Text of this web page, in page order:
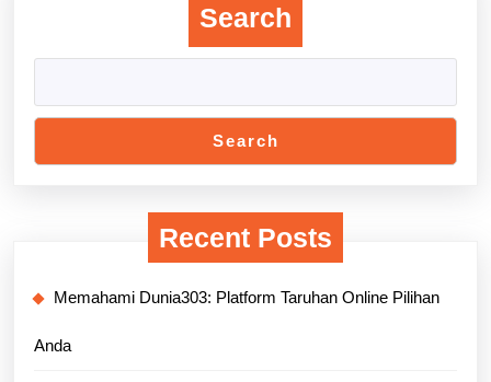
Search
Search
Recent Posts
Memahami Dunia303: Platform Taruhan Online Pilihan
Anda